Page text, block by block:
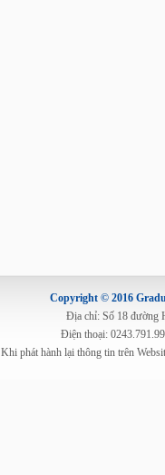
Copyright © 2016
Địa chỉ: Số 18 đường
Điện thoại:
Khi phát hành lại thông tin trên